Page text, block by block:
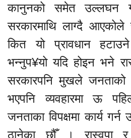
कानुनको समेत उल्लघन
सरकारमाथि लाग्दै
कित यो प्रावधान
भन्नुप¥यो यदि होइन भने
सरकारपनि मुखले जनताको
भएपनि व्यवहारमा ऊ
जनताका विपक्षमा कार्य गर्न
ठानेका छौँ । रास्वपा